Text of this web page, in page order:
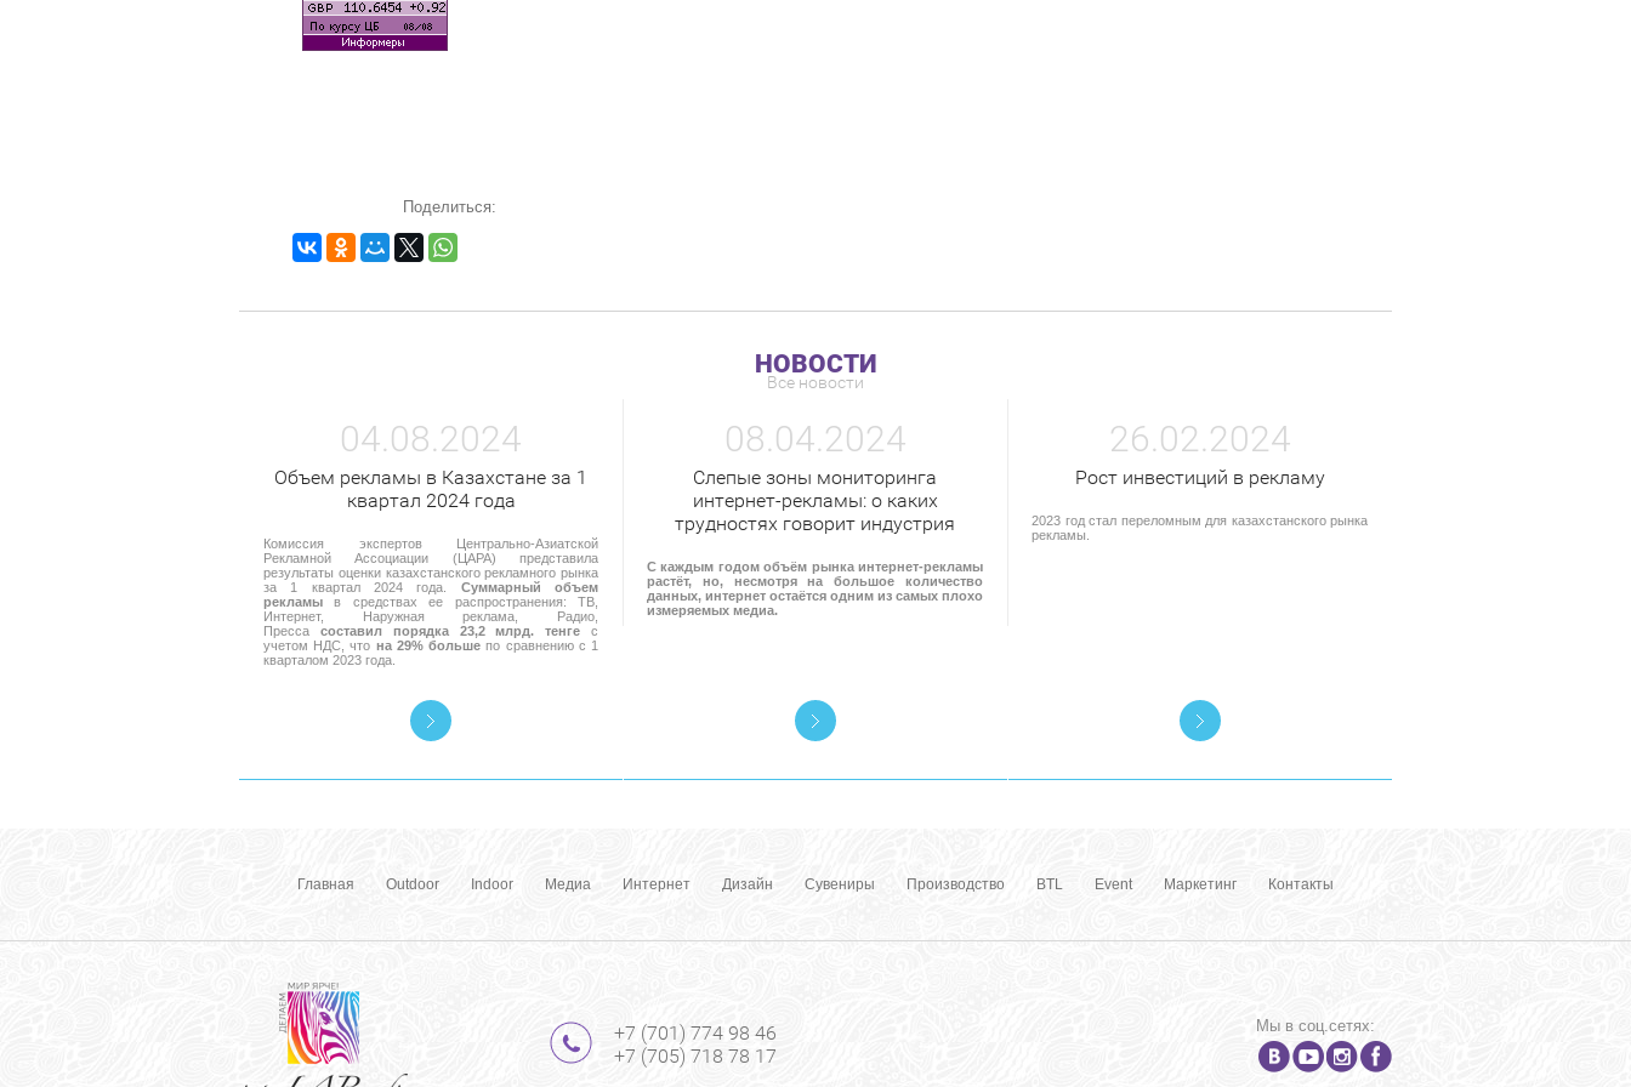
Поделиться:
НОВОСТИ
Все новости
04.08.2024
Объем рекламы в Казахстане за 1
квартал 2024 года
Комиссия экспертов Центрально-Азиатской
Рекламной Ассоциации (ЦАРА) представила
результаты оценки казахстанского рекламного рынка
за 1 квартал 2024 года. Суммарный объем
рекламы в средствах ее распространения: ТВ,
Интернет, Наружная реклама, Радио,
Пресса составил порядка 23,2 млрд. тенге с
учетом НДС, что на 29% больше по сравнению с 1
кварталом 2023 года.
08.04.2024
Слепые зоны мониторинга
интернет-рекламы: о каких
трудностях говорит индустрия
С каждым годом объём рынка интернет-рекламы
растёт, но, несмотря на большое количество
данных, интернет остаётся одним из самых плохо
измеряемых медиа.
26.02.2024
Рост инвестиций в рекламу
2023 год стал переломным для казахстанского рынка
рекламы.
Главная Outdoor Indoor Медиа Интернет Дизайн Сувениры Производство BTL Event Маркетинг Контакты
Мы в соц.сетях:
+7 (701) 774 98 46
+7 (705) 718 78 17